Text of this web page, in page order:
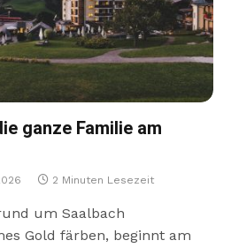
ganze Familie am
2 Minuten Lesezeit
um Saalbach
Gold färben, beginnt am